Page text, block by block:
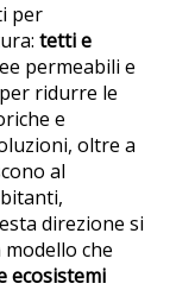
per
tetti e
permeabili e
ridurre le
e
oltre a
al
direzione si
modello che
ecosistemi